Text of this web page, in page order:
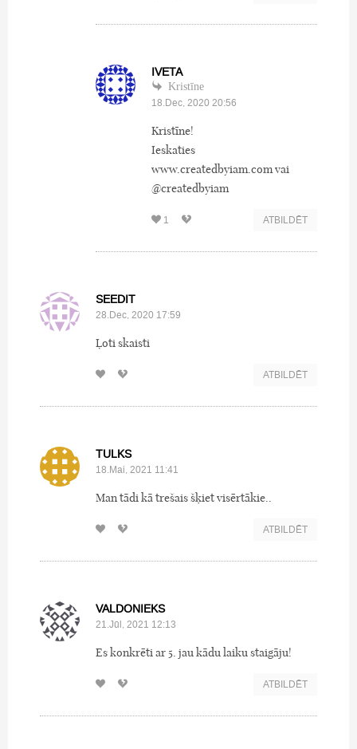
IVETA
Kristīne
18.Dec, 2020 20:56
Kristīne!
Ieskaties
www.createdbyiam.com vai
@createdbyiam
1 ATBILDĒT
SEEDIT
28.Dec, 2020 17:59
Ļoti skaisti
ATBILDĒT
TULKS
18.Mai, 2021 11:41
Man tādi kā trešais šķiet visērtākie..
ATBILDĒT
VALDONIEKS
21.Jūl, 2021 12:13
Es konkrēti ar 5. jau kādu laiku staigāju!
ATBILDĒT